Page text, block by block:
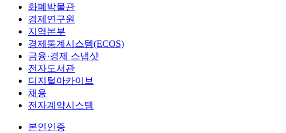
화폐박물관
경제연구원
지역본부
경제통계시스템(ECOS)
금융·경제 스냅샷
전자도서관
디지털아카이브
채용
전자계약시스템
본인인증